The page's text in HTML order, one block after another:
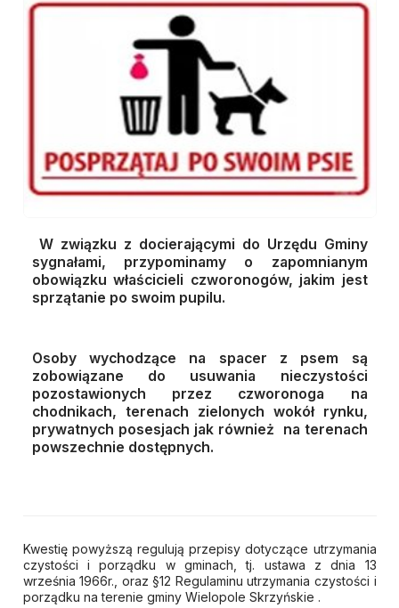
W związku z docierającymi do Urzędu Gminy
sygnałami, przypominamy o zapomnianym
obowiązku właścicieli czworonogów, jakim jest
sprzątanie po swoim pupilu.
Osoby wychodzące na spacer z psem są
zobowiązane do usuwania nieczystości
pozostawionych przez czworonoga na
chodnikach, terenach zielonych wokół rynku,
prywatnych posesjach jak również na terenach
powszechnie dostępnych.
Kwestię powyższą regulują przepisy dotyczące utrzymania
czystości i porządku w gminach, tj. ustawa z dnia 13
września 1966r., oraz §12 Regulaminu utrzymania czystości i
porządku na terenie gminy Wielopole Skrzyńskie .